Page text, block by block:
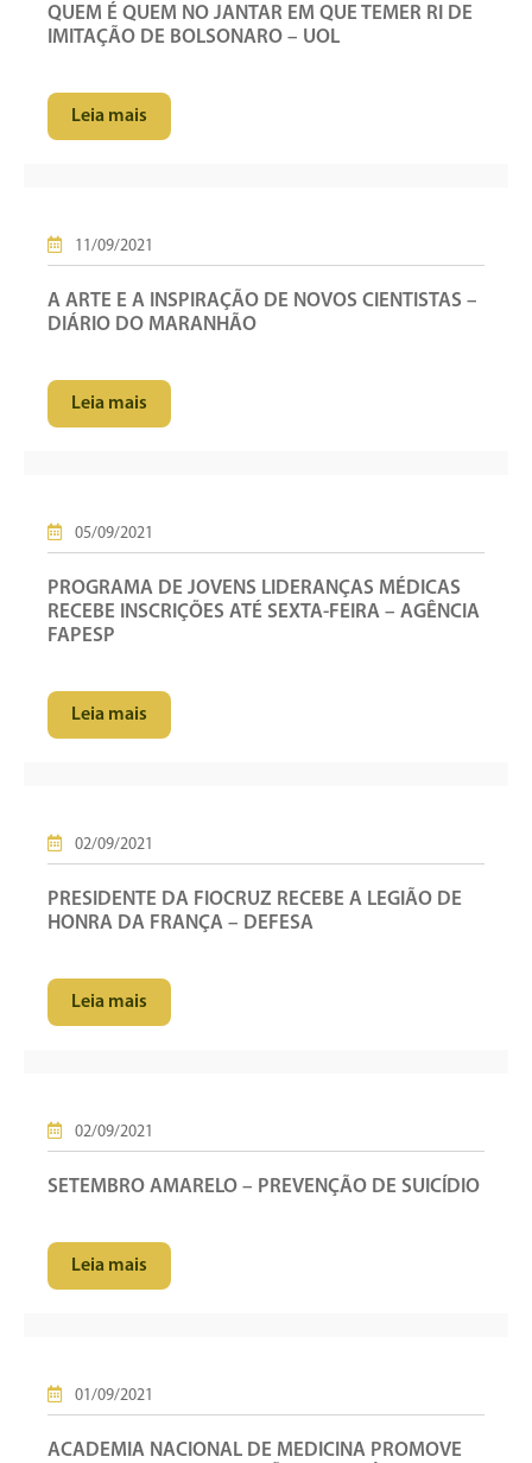
QUEM É QUEM NO JANTAR EM QUE TEMER RI DE
IMITAÇÃO DE BOLSONARO – UOL
Leia mais
11/09/2021
A ARTE E A INSPIRAÇÃO DE NOVOS CIENTISTAS –
DIÁRIO DO MARANHÃO
Leia mais
05/09/2021
PROGRAMA DE JOVENS LIDERANÇAS MÉDICAS
RECEBE INSCRIÇÕES ATÉ SEXTA-FEIRA – AGÊNCIA
FAPESP
Leia mais
02/09/2021
PRESIDENTE DA FIOCRUZ RECEBE A LEGIÃO DE
HONRA DA FRANÇA – DEFESA
Leia mais
02/09/2021
SETEMBRO AMARELO – PREVENÇÃO DE SUICÍDIO
Leia mais
01/09/2021
ACADEMIA NACIONAL DE MEDICINA PROMOVE